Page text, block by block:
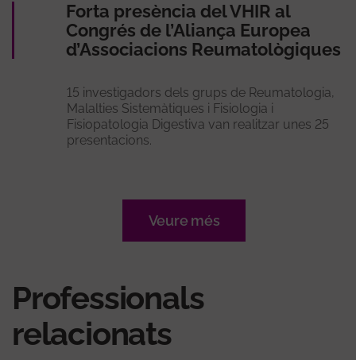
Forta presència del VHIR al
Congrés de l’Aliança Europea
d’Associacions Reumatològiques
15 investigadors dels grups de Reumatologia,
Malalties Sistemàtiques i Fisiologia i
Fisiopatologia Digestiva van realitzar unes 25
presentacions.
Veure més
Professionals
relacionats